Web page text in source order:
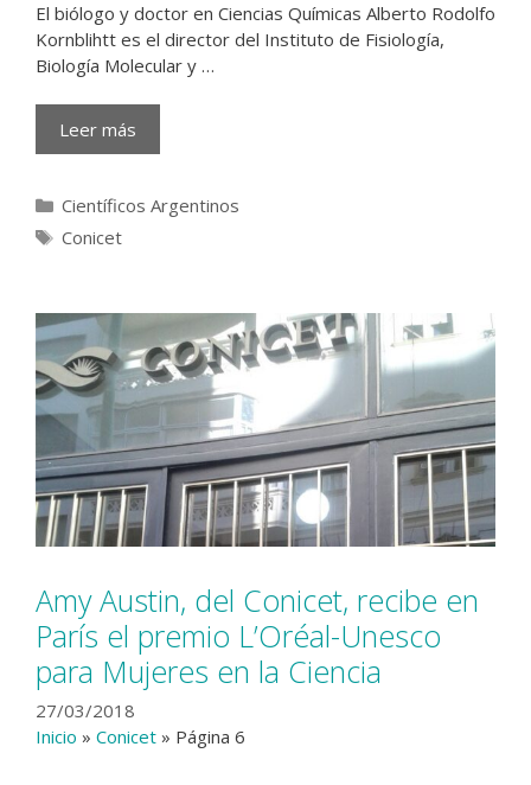
El biólogo y doctor en Ciencias Químicas Alberto Rodolfo
Kornblihtt es el director del Instituto de Fisiología,
Biología Molecular y …
Leer más
Categorías
Científicos Argentinos
Etiquetas
Conicet
Amy Austin, del Conicet, recibe en
París el premio L’Oréal-Unesco
para Mujeres en la Ciencia
27/03/2018
Inicio » Conicet » Página 6